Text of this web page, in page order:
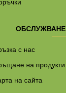
с нас
на продукти
на сайта